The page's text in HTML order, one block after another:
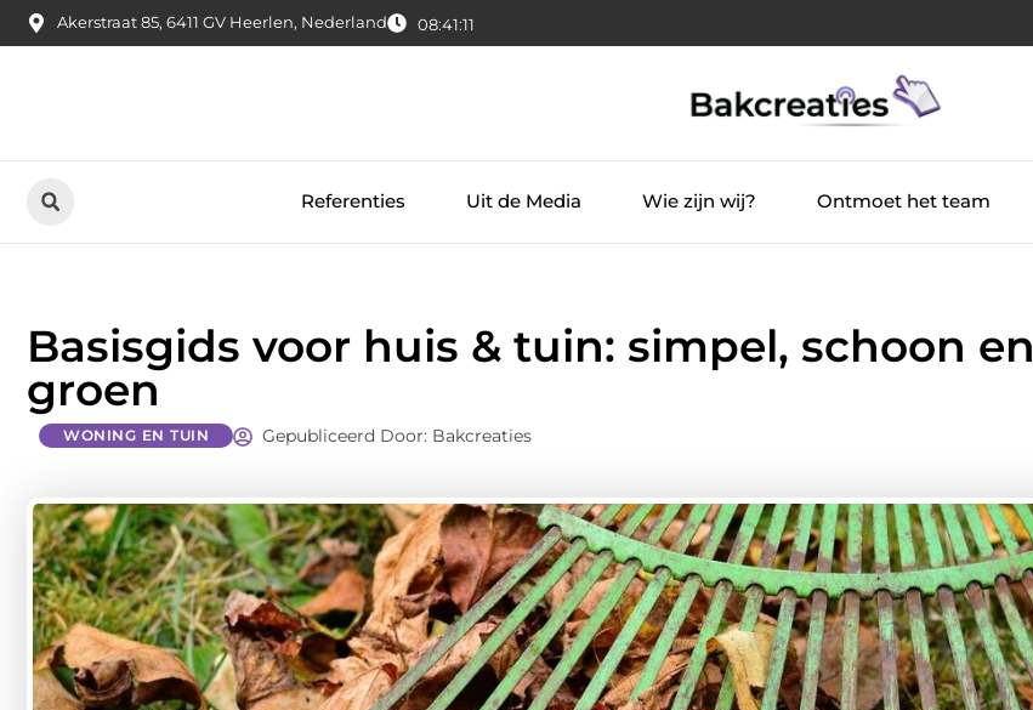
Akerstraat 85, 6411 GV Heerlen, Nederland 08:41:12
Referenties Uit de Media Wie zijn wij? Ontmoet het team
Basisgids voor huis & tuin: simpel, schoon en
groen
WONING EN TUIN Gepubliceerd Door: Bakcreaties